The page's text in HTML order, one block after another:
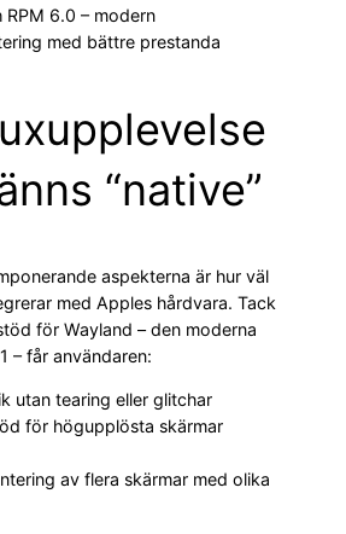
RPM 6.0 – modern
med bättre prestanda
“native”
aspekterna är hur väl
med Apples hårdvara. Tack
för Wayland – den moderna
– får användaren:
utan tearing eller glitchar
för högupplösta skärmar
av flera skärmar med olika